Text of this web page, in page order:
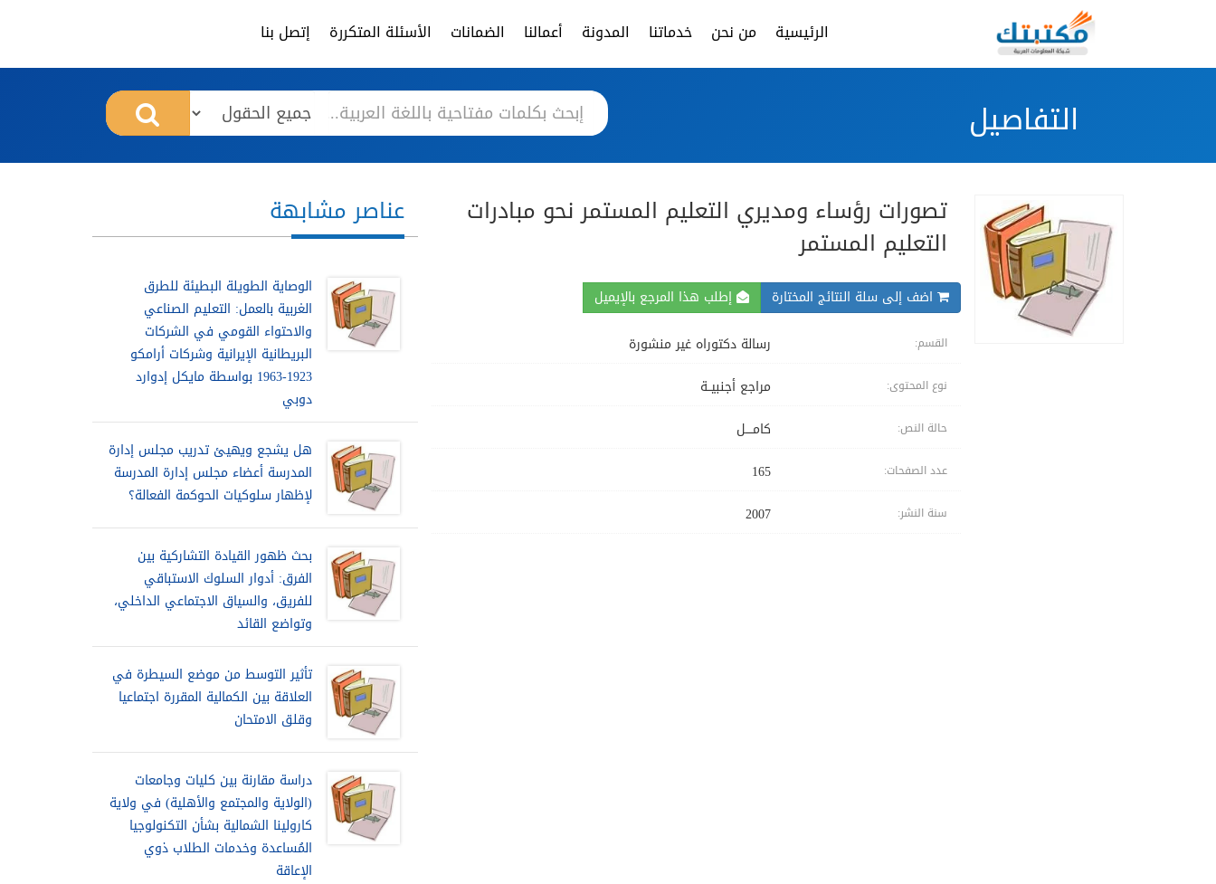
الرئيسية من نحن خدماتنا المدونة أعمالنا الضمانات الأسئلة المتكررة إتصل بنا
التفاصيل
تصورات رؤساء ومديري التعليم المستمر نحو مبادرات
التعليم المستمر
اضف إلى سلة النتائج المختارة إطلب هذا المرجع بالإيميل
القسم: رسالة دكتوراه غير منشورة
نوع المحتوى: مراجع أجنبيــة
حالة النص: كامــــل
عدد الصفحات: 165
سنة النشر: 2007
عناصر مشابهة
الوصاية الطويلة البطيئة للطرق
الغربية بالعمل: التعليم الصناعي
والاحتواء القومي في الشركات
البريطانية الإيرانية وشركات أرامكو
1923-1963 بواسطة مايكل إدوارد
دوبي
هل يشجع ويهيئ تدريب مجلس إدارة
المدرسة أعضاء مجلس إدارة المدرسة
لإظهار سلوكيات الحوكمة الفعالة؟
بحث ظهور القيادة التشاركية بين
الفرق: أدوار السلوك الاستباقي
للفريق، والسياق الاجتماعي الداخلي،
وتواضع القائد
تأثير التوسط من موضع السيطرة في
العلاقة بين الكمالية المقررة اجتماعيا
وقلق الامتحان
دراسة مقارنة بين كليات وجامعات
(الولاية والمجتمع والأهلية) في ولاية
كارولينا الشمالية بشأن التكنولوجيا
المُساعدة وخدمات الطلاب ذوي
الإعاقة